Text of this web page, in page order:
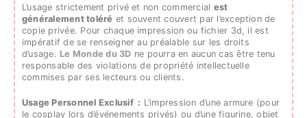
L’usage strictement privé et non commercial est
généralement toléré et souvent couvert par l’exception de
copie privée. Pour chaque impression ou fichier 3d, il est
impératif de se renseigner au préalable sur les droits
d’usage. Le Monde du 3D ne pourra en aucun cas être tenu
responsable des violations de propriété intellectuelle
commises par ses lecteurs ou clients.
Usage Personnel Exclusif : L’impression d’une armure (pour
le cosplay lors d’événements privés) ou d’une figurine, objet